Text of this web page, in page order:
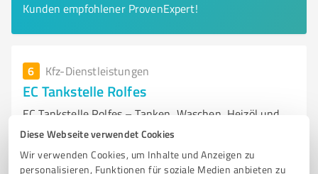
Diese Webseite verwendet Cookies
Wir verwenden Cookies, um Inhalte und Anzeigen zu
personalisieren, Funktionen für soziale Medien anbieten zu
Kunden empfohlener ProvenExpert!
6 Kfz-Dienstleistungen
EC Tankstelle Rolfes
EC Tankstelle Rolfes – Tanken, Waschen, Heizöl und
Tankkartenservice vor Ort
TANKEN FAHRZEUGWÄSCHE HEIZÖL-LIEFERUNG TANKKARTE